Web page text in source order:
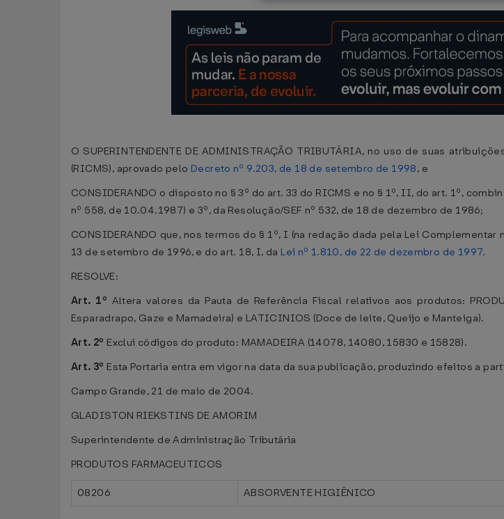
O SUPERINTENDENTE DE ADMINISTRAÇÃO TRIBUTÁRIA, no uso de suas
(RICMS), aprovado pelo Decreto nº 9.203, de 18 de setembro de 1998, e
CONSIDERANDO o disposto no § 3º do art. 33 do RICMS e no § 1º, II, do art. 1º,
nº 558, de 10.04.1987) e 3º, da Resolução/SEF nº 532, de 18 de dezembro de 1986;
CONSIDERANDO que, nos termos do § 1º, I (na redação dada pela Lei
13 de setembro de 1996, e do art. 18, I, da Lei nº 1.810, de 22 de dezembro de 1997.
RESOLVE:
Art. 1º Altera valores da Pauta de Referência Fiscal relativos aos produtos:
Esparadrapo, Gaze e Mamadeira) e LATICINIOS (Doce de leite, Queijo e Manteiga).
Art. 2º Exclui códigos do produto: MAMADEIRA (14078, 14080, 15830 e 15828).
Art. 3º Esta Portaria entra em vigor na data da sua publicação, produzindo efeitos a
Campo Grande, 21 de maio de 2004.
GLADISTON RIEKSTINS DE AMORIM
Superintendente de Administração Tributária
PRODUTOS FARMACEUTICOS
08206 ABSORVENTE HIGIÊNICO